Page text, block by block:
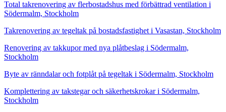
Total takrenovering av flerbostadshus med förbättrad ventilation i
Södermalm, Stockholm
Takrenovering av tegeltak på bostadsfastighet i Vasastan, Stockholm
Renovering av takkupor med nya plåtbeslag i Södermalm,
Stockholm
Byte av ränndalar och fotplåt på tegeltak i Södermalm, Stockholm
Komplettering av takstegar och säkerhetskrokar i Södermalm,
Stockholm